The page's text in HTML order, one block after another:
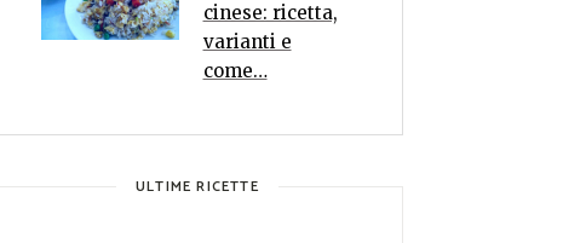
cinese: ricetta,
varianti e
come…
ULTIME RICETTE